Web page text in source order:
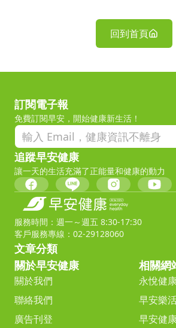
回到首頁
訂閱電子報
免費訂閱早安，開始健康新生活！
追蹤早安健康
讓一天的生活充滿了正能量和健康的動力
服務時間：週一～週五 8:30-17:30
客戶服務專線：02-29128060
文章分類
關於早安健康
關於我們
聯絡我們
廣告刊登
相關網
永悅健
早安樂
早安健